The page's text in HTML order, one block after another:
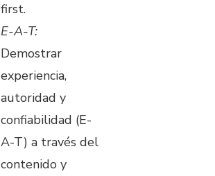
first.
E-A-T:
Demostrar
experiencia,
autoridad y
confiabilidad (E-
A-T) a través del
contenido y